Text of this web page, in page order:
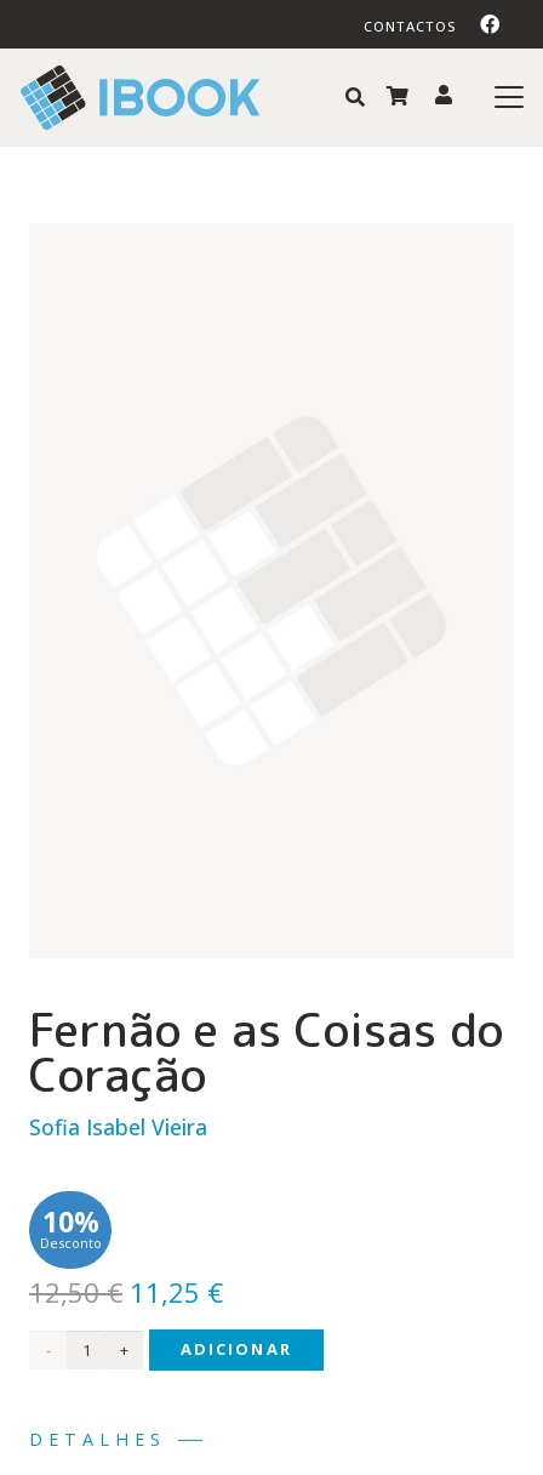
CONTACTOS
Fernão e as Coisas do
Coração
Sofia Isabel Vieira
10%
Desconto
12,50€ O
preço
original
12,50 €.
11,25 €O
preço
atual
Quantidade
ADICIONAR
DETALHES